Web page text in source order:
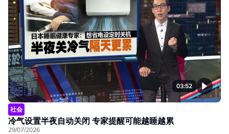
03:52
社会
冷气设置半夜自动关闭 专家提醒可能越睡越累
29/07/2026